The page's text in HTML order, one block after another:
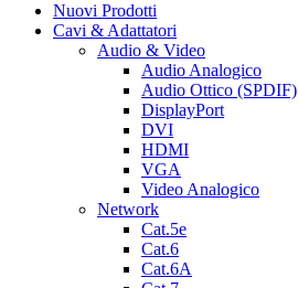
Nuovi Prodotti
Cavi & Adattatori
Audio & Video
Audio Analogico
Audio Ottico (SPDIF)
DisplayPort
DVI
HDMI
VGA
Video Analogico
Network
Cat.5e
Cat.6
Cat.6A